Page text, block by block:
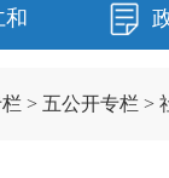
和
> 五公开专栏 >